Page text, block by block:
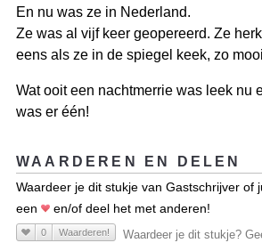
En nu was ze in Nederland.
Ze was al vijf keer geopereerd. Ze
eens als ze in de spiegel keek, zo
Wat ooit een nachtmerrie was leek nu
was er één!
WAARDEREN EN DELEN
Waardeer je dit stukje van Gastschrijver of
een
en/of deel het met anderen!
0 Waarderen! Waardeer je dit stukje?